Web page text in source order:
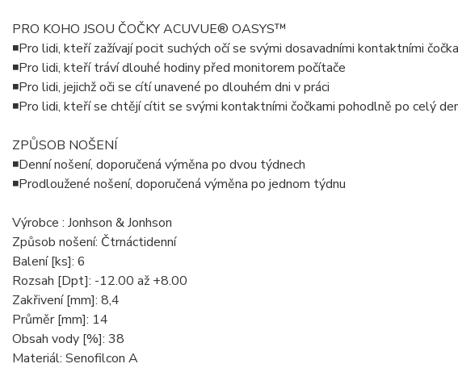
PRO KOHO JSOU ČOČKY ACUVUE® OASYS™
◾Pro lidi, kteří zažívají pocit suchých očí se svými dosavadními kontaktními
◾Pro lidi, kteří tráví dlouhé hodiny před monitorem počítače
◾Pro lidi, jejichž oči se cítí unavené po dlouhém dni v práci
◾Pro lidi, kteří se chtějí cítit se svými kontaktními čočkami pohodlně po celý
ZPŮSOB NOŠENÍ
◾Denní nošení, doporučená výměna po dvou týdnech
◾Prodloužené nošení, doporučená výměna po jednom týdnu
Výrobce : Jonhson & Jonhson
Způsob nošení: Čtrnáctidenní
Balení [ks]: 6
Rozsah [Dpt]: -12.00 až +8.00
Zakřivení [mm]: 8,4
Průměr [mm]: 14
Obsah vody [%]: 38
Materiál: Senofilcon A